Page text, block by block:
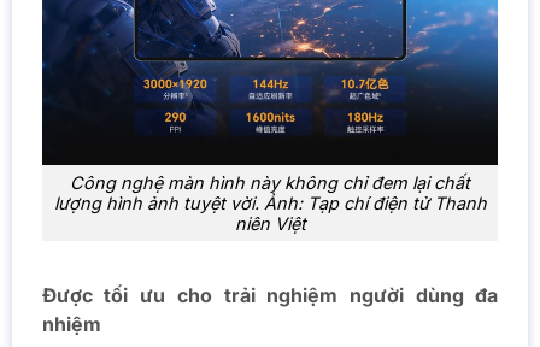
Công nghệ màn hình này không chỉ đem lại chất
lượng hình ảnh tuyệt vời. Ảnh: Tạp chí điện tử Thanh
niên Việt
Được tối ưu cho trải nghiệm người dùng đa
nhiệm